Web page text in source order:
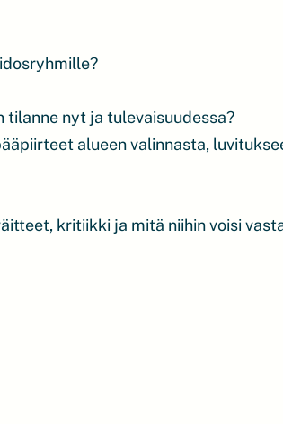
tilanne nyt ja tulevaisuudessa?
alueen valinnasta,
kritiikki ja mitä niihin voisi